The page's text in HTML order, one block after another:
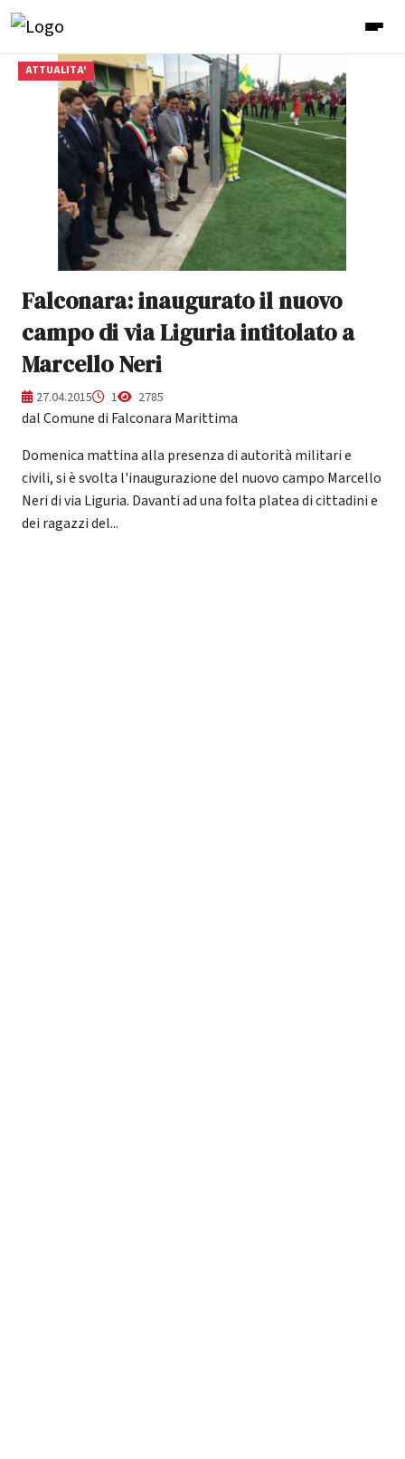
ATTUALITA'
Falconara: inaugurato il nuovo
campo di via Liguria intitolato a
Marcello Neri
27.04.2015 1 2785
dal Comune di Falconara Marittima
Domenica mattina alla presenza di autorità militari e
civili, si è svolta l'inaugurazione del nuovo campo Marcello
Neri di via Liguria. Davanti ad una folta platea di cittadini e
dei ragazzi del...